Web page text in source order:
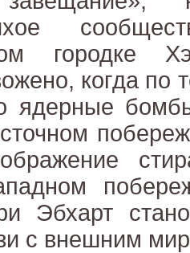
городке
когда по
ядерные
Эбхарт
с внешним